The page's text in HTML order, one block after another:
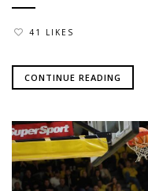
41 LIKES
CONTINUE READING